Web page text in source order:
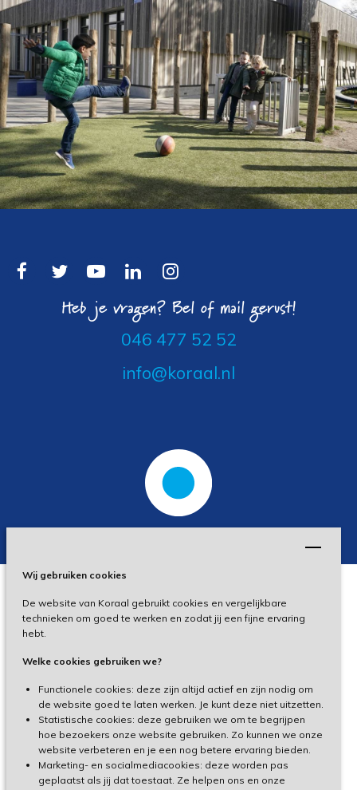
Wij gebruiken cookies
De website van Koraal gebruikt cookies en vergelijkbare
technieken om goed te werken en zodat jij een fijne ervaring
hebt.
Welke cookies gebruiken we?
Functionele cookies: deze zijn altijd actief en zijn nodig om
de website goed te laten werken. Je kunt deze niet uitzetten.
Statistische cookies: deze gebruiken we om te begrijpen
hoe bezoekers onze website gebruiken. Zo kunnen we onze
website verbeteren en je een nog betere ervaring bieden.
Marketing- en socialmediacookies: deze worden pas
geplaatst als jij dat toestaat. Ze helpen ons en onze
Heb je vragen? Bel of mail gerust!
046 477 52 52
info@koraal.nl
Privacy
Toegankelijkheid
Cliëntenportaal
Medewerkersportaal